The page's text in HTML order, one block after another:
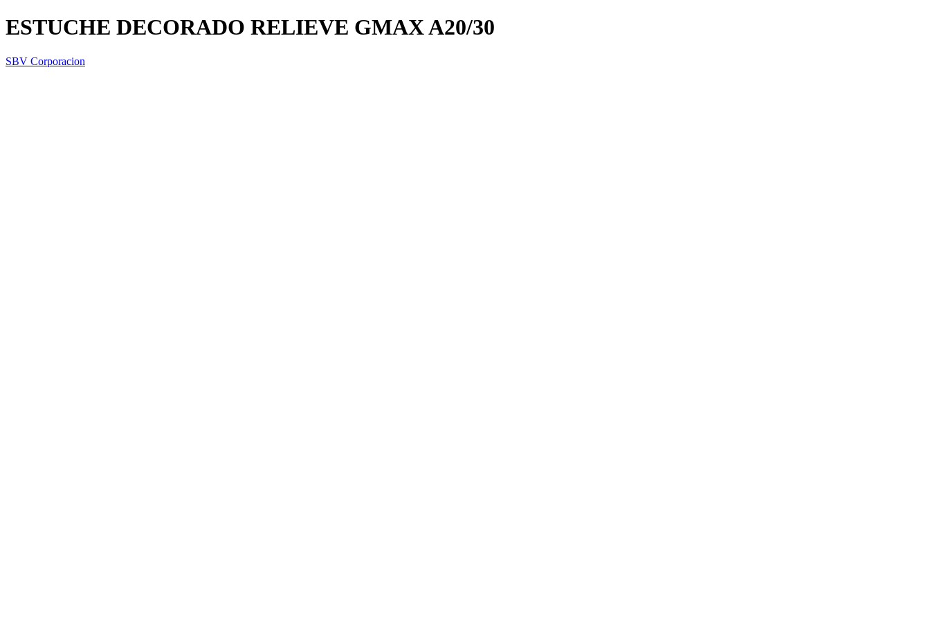
ESTUCHE DECORADO RELIEVE GMAX A20/30
SBV Corporacion